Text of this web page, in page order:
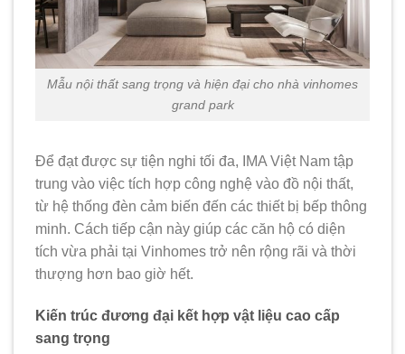
Mẫu nội thất sang trọng và hiện đại cho nhà vinhomes
grand park
Để đạt được sự tiện nghi tối đa, IMA Việt Nam tập
trung vào việc tích hợp công nghệ vào đồ nội thất,
từ hệ thống đèn cảm biến đến các thiết bị bếp thông
minh. Cách tiếp cận này giúp các căn hộ có diện
tích vừa phải tại Vinhomes trở nên rộng rãi và thời
thượng hơn bao giờ hết.
Kiến trúc đương đại kết hợp vật liệu cao cấp
sang trọng